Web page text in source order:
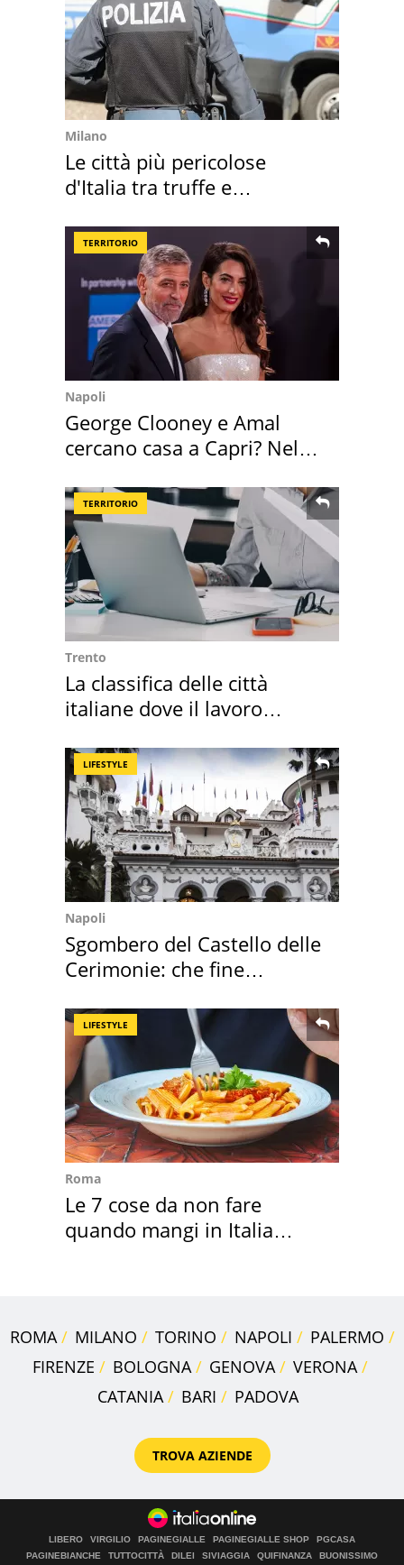
Milano
Le città più pericolose
d'Italia tra truffe e
TERRITORIO
Napoli
George Clooney e Amal
cercano casa a Capri? Nel
TERRITORIO
Trento
La classifica delle città
italiane dove il lavoro
LIFESTYLE
Napoli
Sgombero del Castello delle
Cerimonie: che fine
LIFESTYLE
Roma
Le 7 cose da non fare
quando mangi in Italia
ROMA MILANO TORINO NAPOLI
PALERMO
FIRENZE
BOLOGNA GENOVA
VERONA
CATANIA
BARI PADOVA
TROVA AZIENDE
LIBERO VIRGILIO PAGINEGIALLE PAGINEGIALLE SHOP
PGCASA
PAGINEBIANCHE
TUTTOCITTÀ DILEI SIVIAGGIA QUIFINANZA
BUONISSIMO